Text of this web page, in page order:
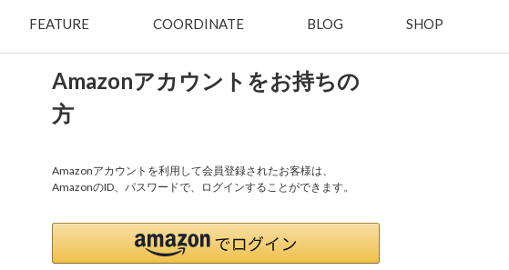
FEATURE COORDINATE BLOG SHOP
Amazonアカウントをお持ちの
方
Amazonアカウントを利用して会員登録されたお客様は、
AmazonのID、パスワードで、ログインすることができます。